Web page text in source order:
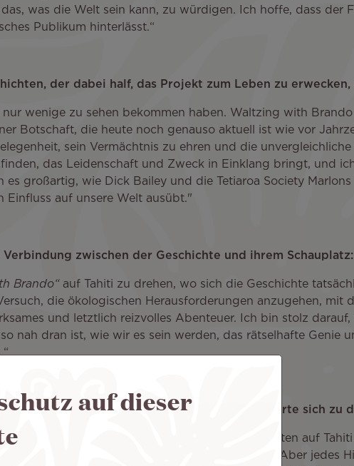
was die Welt sein kann, zu würdigen. Ich hoffe, dass der
Publikum hinterlässt.“
der dabei half, das Projekt zum Leben zu
wenige zu sehen bekommen haben. Waltzing with
Botschaft, die heute noch genauso aktuell ist wie vor
sein Vermächtnis zu ehren und die unvergleichliche
das Leidenschaft und Zweck in Einklang bringt, und
großartig, wie Dick Bailey und die Tetiaroa Society Marlons
Einfluss auf unsere Welt ausübt."
zwischen der Geschichte und ihrem Schauplatz:
Brando“ auf Tahiti zu drehen, wo sich die Geschichte
die ökologischen Herausforderungen anzugehen, mit
und letztlich reizvolles Abenteuer. Ich bin stolz
nah dran ist, wie wir es sein werden, das rätselhafte Genie
der komplexen Produktion beteiligt war, äußerte sich zu
ebenso wichtig wie das Ergebnis. Die Dreharbeiten auf
eine unglaubliche Teamleistung erforderten. Aber jedes
auf dieser